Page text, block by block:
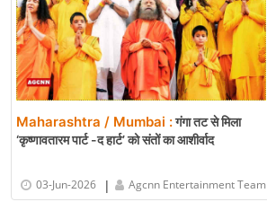
Maharashtra / Mumbai :गंगा तट से मिला
‘कृष्णावतारम पार्ट -द हार्ट’ को संतों का आशीर्वाद
03-Jun-2026 | Agcnn Entertainment Team